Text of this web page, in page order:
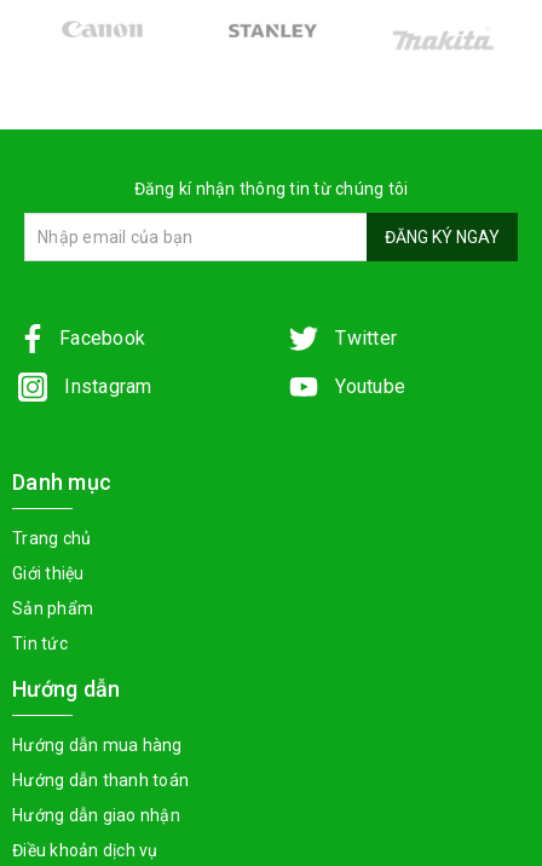
Đăng kí nhận thông tin từ chúng tôi
ĐĂNG KÝ NGAY
Facebook Twitter
Instagram Youtube
Danh mục
Trang chủ
Giới thiệu
Sản phẩm
Tin tức
Hướng dẫn
Hướng dẫn mua hàng
Hướng dẫn thanh toán
Hướng dẫn giao nhận
Điều khoản dịch vụ